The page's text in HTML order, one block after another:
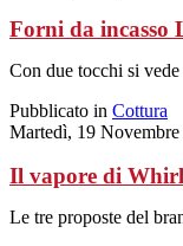
Forni da incasso
Con due tocchi si
Pubblicato in Cottura
Martedì, 19
Il vapore di
Le tre proposte del